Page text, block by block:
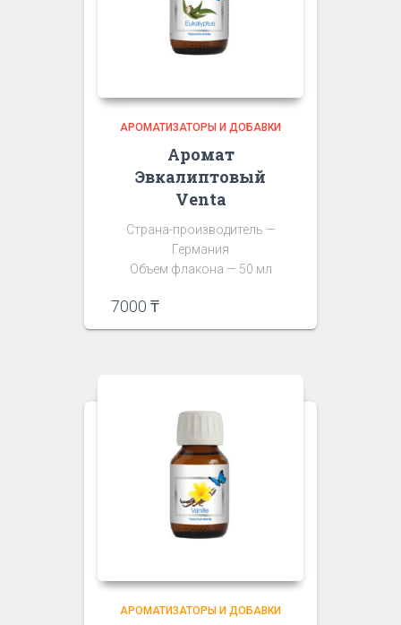
АРОМАТИЗАТОРЫ И ДОБАВКИ
Аромат
Эвкалиптовый
Venta
Страна-производитель —
Германия
Объем флакона — 50 мл
7000 ₸
АРОМАТИЗАТОРЫ И ДОБАВКИ